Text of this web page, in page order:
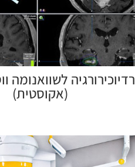
רדיוכירורגיה לשוואנומה
(אקוסטית)